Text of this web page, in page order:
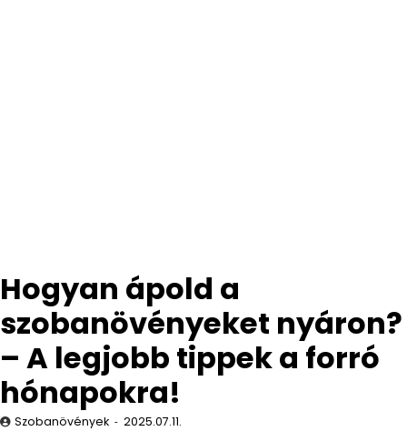
Hogyan ápold a
szobanövényeket nyáron?
– A legjobb tippek a forró
hónapokra!
Szobanövények 2025.07.11.